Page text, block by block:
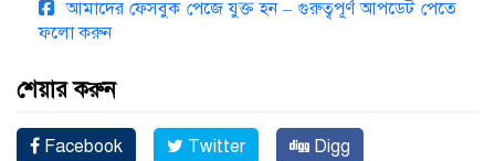
আমাদের ফেসবুক পেজে যুক্ত হন – গুরুত্বপূর্ণ আপডেট পেতে
ফলো করুন
শেয়ার করুন
Facebook Twitter Digg